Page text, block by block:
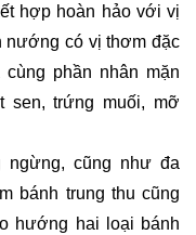
hợp hoàn hảo với vị
nướng có vị thơm đặc
phần nhân mặn
sen, trứng muối, mỡ
ngừng, cũng như đa
bánh trung thu cũng
hướng hai loại bánh